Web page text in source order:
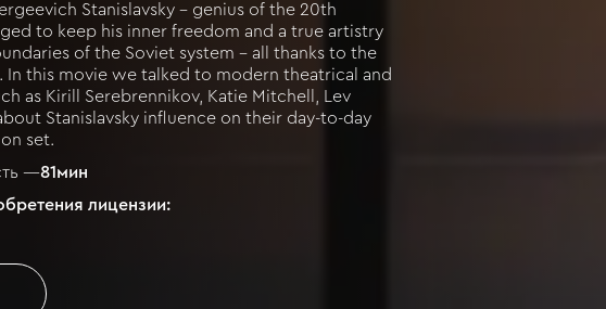
Stanislavsky – genius of the 20th
to keep his inner freedom and a true artistry
of the Soviet system - all thanks to the
In this movie we talked to modern theatrical and
as Kirill Serebrennikov, Katie Mitchell, Lev
Stanislavsky influence on their day-to-day
set.
—81мин
лицензии: